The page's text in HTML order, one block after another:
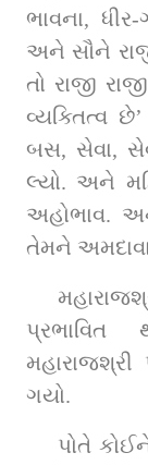
ભાવના,
અને સૌને
તો રાજી
વ્યક્તિત્વ
બસ, સેવા,
લ્યો. અને
અહોભાવ.
તેમને
ગયો.
પોતે